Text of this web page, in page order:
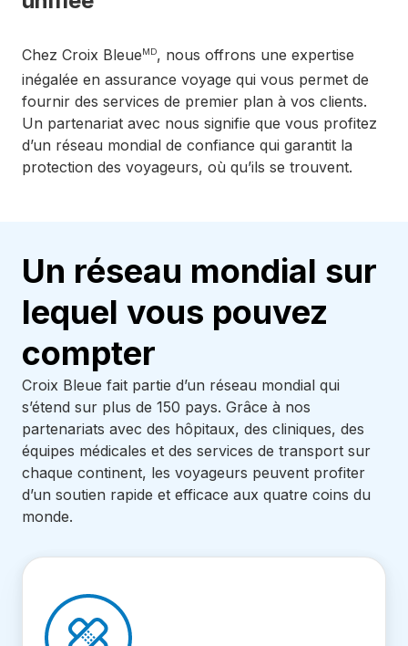
Chez Croix Bleue MD, nous offrons une expertise
inégalée en assurance voyage qui vous permet de
fournir des services de premier plan à vos clients.
Un partenariat avec nous signifie que vous profitez
d’un réseau mondial de confiance qui garantit la
protection des voyageurs, où qu’ils se trouvent.
Un réseau mondial sur
lequel vous pouvez
compter
Croix Bleue fait partie d’un réseau mondial qui
s’étend sur plus de 150 pays. Grâce à nos
partenariats avec des hôpitaux, des cliniques, des
équipes médicales et des services de transport sur
chaque continent, les voyageurs peuvent profiter
d’un soutien rapide et efficace aux quatre coins du
monde.